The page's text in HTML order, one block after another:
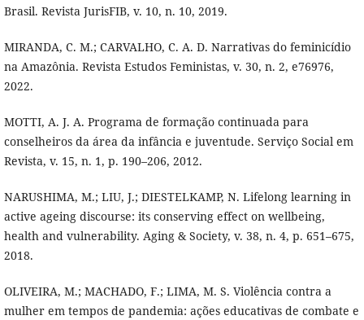
Brasil. Revista JurisFIB, v. 10, n. 10, 2019.
MIRANDA, C. M.; CARVALHO, C. A. D. Narrativas do feminicídio
na Amazônia. Revista Estudos Feministas, v. 30, n. 2, e76976,
2022.
MOTTI, A. J. A. Programa de formação continuada para
conselheiros da área da infância e juventude. Serviço Social em
Revista, v. 15, n. 1, p. 190–206, 2012.
NARUSHIMA, M.; LIU, J.; DIESTELKAMP, N. Lifelong learning in
active ageing discourse: its conserving effect on wellbeing,
health and vulnerability. Aging & Society, v. 38, n. 4, p. 651–675,
2018.
OLIVEIRA, M.; MACHADO, F.; LIMA, M. S. Violência contra a
mulher em tempos de pandemia: ações educativas de combate e